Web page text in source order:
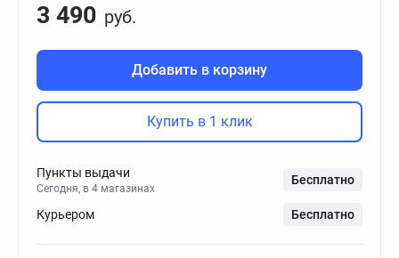
3 490 руб.
Добавить в корзину
Купить в 1 клик
Пункты выдачи
Сегодня, в 4 магазинах
Бесплатно
Курьером Бесплатно